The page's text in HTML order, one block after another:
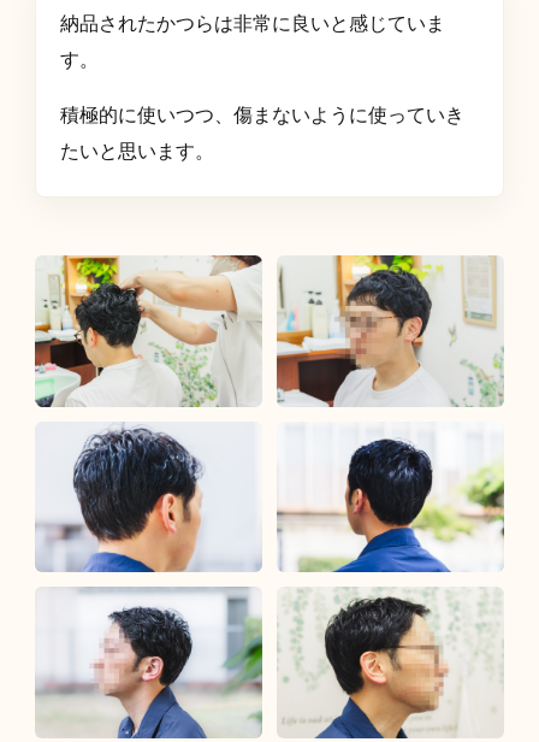
納品されたかつらは非常に良いと感じていま
す。
積極的に使いつつ、傷まないように使っていき
たいと思います。